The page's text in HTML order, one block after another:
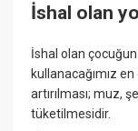
İshal olan
İshal olan
kullanacağımız
artırılması; muz,
tüketilmesidir.